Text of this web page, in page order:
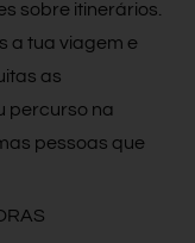
sobre itinerários.
a tua viagem e
as
percurso na
pessoas que